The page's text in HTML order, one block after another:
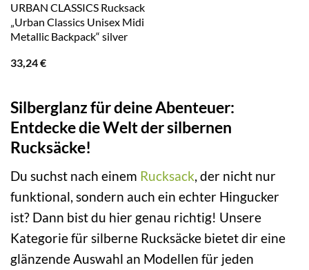
URBAN CLASSICS Rucksack
„Urban Classics Unisex Midi
Metallic Backpack“ silver
33,24€
Silberglanz für deine Abenteuer:
Entdecke die Welt der silbernen
Rucksäcke!
Du suchst nach einem Rucksack, der nicht nur
funktional, sondern auch ein echter Hingucker
ist? Dann bist du hier genau richtig! Unsere
Kategorie für silberne Rucksäcke bietet dir eine
glänzende Auswahl an Modellen für jeden